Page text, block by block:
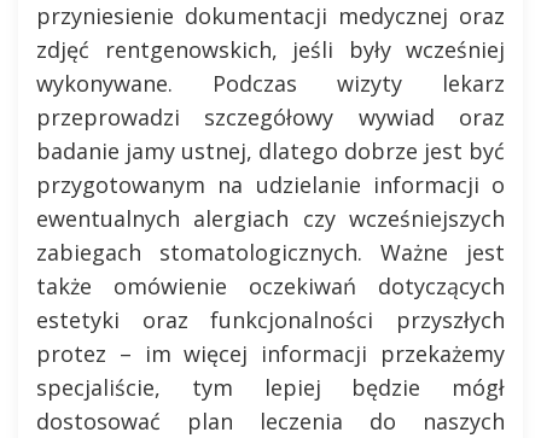
przyniesienie dokumentacji medycznej oraz
zdjęć rentgenowskich, jeśli były wcześniej
wykonywane. Podczas wizyty lekarz
przeprowadzi szczegółowy wywiad oraz
badanie jamy ustnej, dlatego dobrze jest być
przygotowanym na udzielanie informacji o
ewentualnych alergiach czy wcześniejszych
zabiegach stomatologicznych. Ważne jest
także omówienie oczekiwań dotyczących
estetyki oraz funkcjonalności przyszłych
protez – im więcej informacji przekażemy
specjaliście, tym lepiej będzie mógł
dostosować plan leczenia do naszych